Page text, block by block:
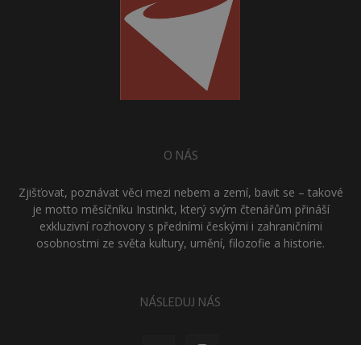
O NÁS
Zjišťovat, poznávat věci mezi nebem a zemí, bavit se – takové
je motto měsíčníku Instinkt, který svým čtenářům přináší
exkluzivní rozhovory s předními českými i zahraničními
osobnostmi ze světa kultury, umění, filozofie a historie.
NÁSLEDUJ NÁS